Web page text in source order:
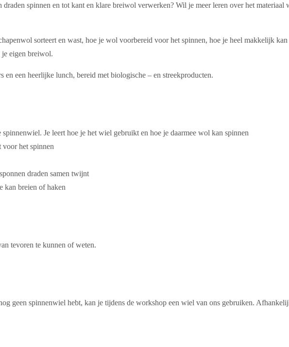
spinnen en tot kant en klare breiwol verwerken? Wil je meer leren over het materiaal
sorteert en wast, hoe je wol voorbereid voor het spinnen, hoe je heel makkelijk
je eigen breiwol.
een heerlijke lunch, bereid met biologische – en streekproducten.
Je leert hoe je het wiel gebruikt en hoe je daarmee wol kan spinnen
voor het spinnen
draden samen twijnt
kan breien of haken
tevoren te kunnen of weten.
geen spinnenwiel hebt, kan je tijdens de workshop een wiel van ons gebruiken.